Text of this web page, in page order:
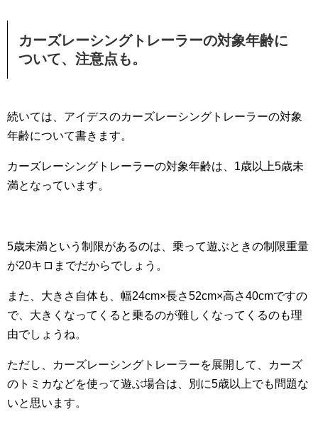
カーズレーシングトレーラーの対象年齢に
ついて、注意点も。
続いては、アイデスのカーズレーシングトレーラーの対象
年齢について書きます。
カーズレーシングトレーラーの対象年齢は、1歳以上5歳未
満となっています。
5歳未満という制限があるのは、乗って遊ぶときの制限重量
が20キロまでだからでしょう。
また、大きさ自体も、幅24cm×長さ52cm×高さ40cmですの
で、大きくなってくると乗るのが難しくなってくるのも理
由でしょうね。
ただし、カーズレーシングトレーラーを展開して、カーズ
のトミカなどを使って遊ぶ場合は、別に5歳以上でも問題な
いと思います。